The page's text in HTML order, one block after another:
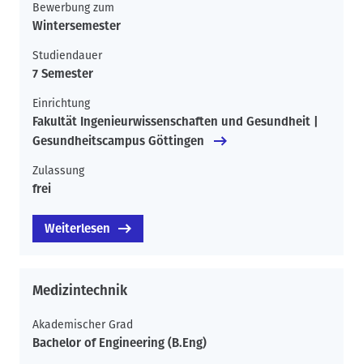
Bewerbung zum
Wintersemester
Studiendauer
7 Semester
Einrichtung
Fakultät Ingenieurwissenschaften und Gesundheit |
Gesundheitscampus Göttingen
Zulassung
frei
Weiterlesen
Medizintechnik
Akademischer Grad
Bachelor of Engineering (B.Eng)